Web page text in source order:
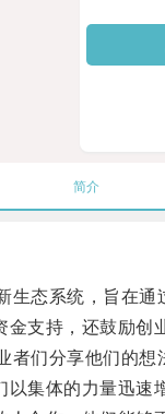
简介
态系统，旨在通
持，还鼓励创
们分享他们的想
集体的力量迅速增